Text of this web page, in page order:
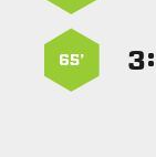
:
65’